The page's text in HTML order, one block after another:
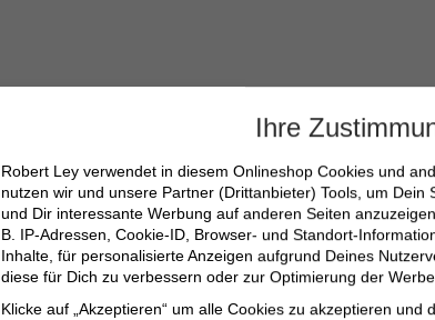
Ihre
Robert Ley verwendet in diesem Onlineshop Cookies und
nutzen wir und unsere Partner (Drittanbieter) Tools, um
und Dir interessante Werbung auf anderen Seiten
B. IP-Adressen, Cookie-ID, Browser- und Standort-
Inhalte, für personalisierte Anzeigen aufgrund Deines
diese für Dich zu verbessern oder zur Optimierung der
Klicke auf „Akzeptieren“ um alle Cookies zu akzeptieren